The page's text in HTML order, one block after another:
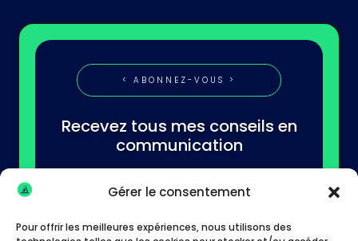
Gérer le consentement
Pour offrir les meilleures expériences, nous utilisons des
< ABONNEZ-VOUS >
Recevez tous mes conseils en
communication